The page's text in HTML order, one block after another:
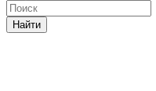
Найти